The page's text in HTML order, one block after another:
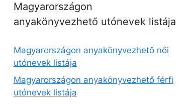
Magyarországon
anyakönyvezhető utónevek listája
Magyarországon anyakönyvezhető női
utónevek listája
Magyarországon anyakönyvezhető férfi
utónevek listája